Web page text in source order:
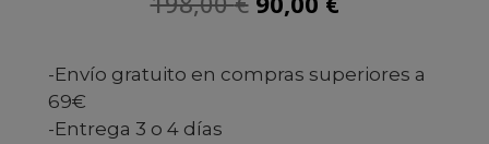
-Envío gratuito en compras superiores a
69€
-Entrega 3 o 4 días